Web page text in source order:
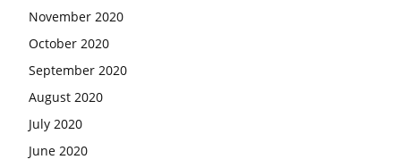
November 2020
October 2020
September 2020
August 2020
July 2020
June 2020